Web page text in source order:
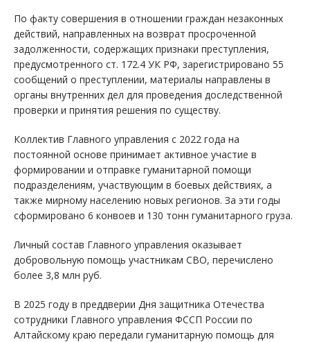
По факту совершения в отношении граждан незаконных
действий, направленных на возврат просроченной
задолженности, содержащих признаки преступления,
предусмотренного ст. 172.4 УК РФ, зарегистрировано 55
сообщений о преступлении, материалы направлены в
органы внутренних дел для проведения доследственной
проверки и принятия решения по существу.
Коллектив Главного управления с 2022 года на
постоянной основе принимает активное участие в
формировании и отправке гуманитарной помощи
подразделениям, участвующим в боевых действиях, а
также мирному населению новых регионов. За эти годы
сформировано 6 конвоев и 130 тонн гуманитарного груза.
Личный состав Главного управления оказывает
добровольную помощь участникам СВО, перечислено
более 3,8 млн руб.
В 2025 году в преддверии Дня защитника Отечества
сотрудники Главного управления ФССП России по
Алтайскому краю передали гуманитарную помощь для